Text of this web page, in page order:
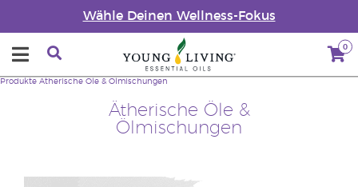
Wähle Deinen Wellness-Fokus
0
Ätherische Öle &
Ölmischungen
Produkte Ätherische Öle & Ölmischungen